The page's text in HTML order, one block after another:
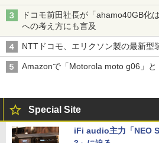
穴と楽天モバイルの課題
ドコモ前田社長が「ahamo40GB化
への考え方にも言及
NTTドコモ、エリクソン製の最新型
Amazonで「Motorola moto g06」
Special Site
iFi audio主力「NEO